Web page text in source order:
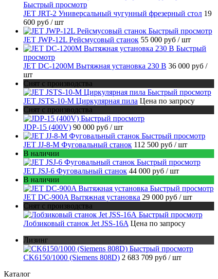
Быстрый просмотр
JET JRT-2 Универсальный чугунный фрезерный стол 19
600 руб / шт
Быстрый просмотр
JET JWP-12L Рейсмусовый станок 55 000 руб / шт
Быстрый
просмотр
JET DC-1200M Вытяжная установка 230 В 36 000 руб /
шт
Снят с производства
Быстрый просмотр
JET JSTS-10-M Циркулярная пила Цена по запросу
Снят с производства
Быстрый просмотр
JDP-15 (400V) 90 000 руб / шт
Быстрый просмотр
JET JJ-8-M Фуговальный станок 112 500 руб / шт
В наличии
Быстрый просмотр
JET JSJ-6 Фуговальный станок 44 000 руб / шт
В наличии
Быстрый просмотр
JET DC-900A Вытяжная установка 29 000 руб / шт
Снят с производства
Быстрый просмотр
Лобзиковый станок Jet JSS-16A Цена по запросу
Лизинг
Быстрый просмотр
CK6150/1000 (Siemens 808D) 2 683 709 руб / шт
Каталог